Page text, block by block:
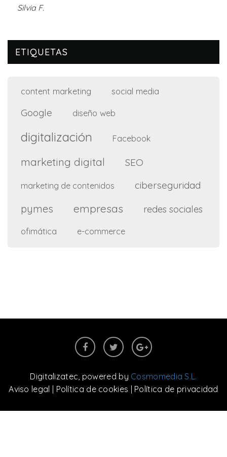
Silvia F.
ETIQUETAS
content marketing social media
Google diseño web
digitalización Facebook
marketing digital SEO
marketing de contenidos ciberseguridad
pymes empresas redes sociales
ofimática e-commerce
Digitalizatec, powered by Cosmomedia S.L.
Aviso legal
Política de cookies Política de privacidad